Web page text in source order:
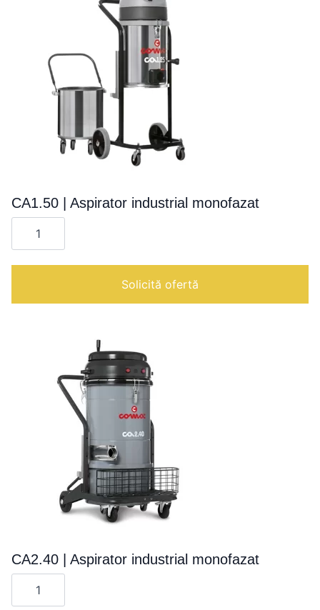
CA1.50 | Aspirator industrial monofazat
Cantitate
CA1.50
industrial
Solicită ofertă
CA2.40 | Aspirator industrial monofazat
Cantitate
CA2.40
|